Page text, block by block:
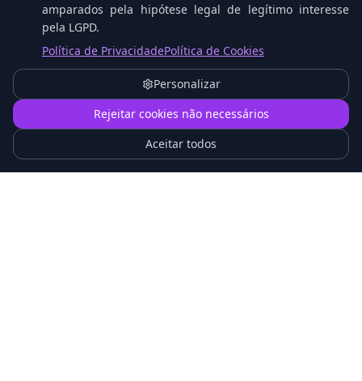
Open Source: O Cavalo Vencedor na Corrida da
IA Contra Gigantes Tech
1
amparados pela hipótese legal de legítimo interesse
pela LGPD.
Política de PrivacidadePolítica de Cookies
Personalizar
Rejeitar cookies não necessários
Aceitar todos